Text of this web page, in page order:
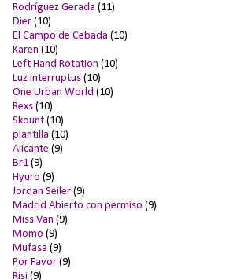
Rodríguez Gerada (11)
Dier (10)
El Campo de Cebada (10)
Karen (10)
Left Hand Rotation (10)
Luz interruptus (10)
One Urban World (10)
Rexs (10)
Skount (10)
plantilla (10)
Alicante (9)
Br1 (9)
Hyuro (9)
Jordan Seiler (9)
Madrid Abierto con permiso (9)
Miss Van (9)
Momo (9)
Mufasa (9)
Por Favor (9)
Risi (9)